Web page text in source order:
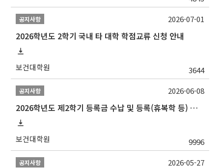
공지사항
2026학년도 2학기 국내 타 대학 학점교류 신청 안내
보건대학원 3644
2026-07-01
공지사항
2026학년도 제2학기 등록금 수납 및 등록(휴복학 등) 일정 안내
보건대학원 9996
2026-06-08
공지사항 2026-05-27